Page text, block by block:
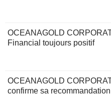
OCEANAGOLD
Financial toujours positif
OCEANAGOLD
confirme sa